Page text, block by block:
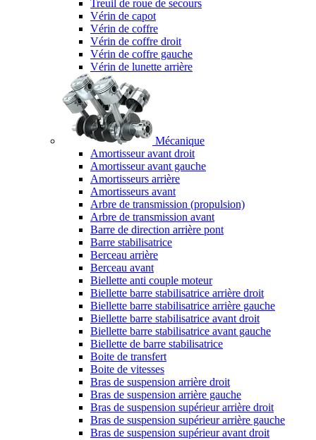
Treuil de roue de secours
Vérin de capot
Vérin de coffre
Vérin de coffre droit
Vérin de coffre gauche
Vérin de lunette arrière
Mécanique
Amortisseur avant droit
Amortisseur avant gauche
Amortisseurs arrière
Amortisseurs avant
Arbre de transmission (propulsion)
Arbre de transmission avant
Barre de direction arrière pont
Barre stabilisatrice
Berceau arrière
Berceau avant
Biellette anti couple moteur
Biellette barre stabilisatrice arrière droit
Biellette barre stabilisatrice arrière gauche
Biellette barre stabilisatrice avant droit
Biellette barre stabilisatrice avant gauche
Biellette de barre stabilisatrice
Boite de transfert
Boite de vitesses
Bras de suspension arrière droit
Bras de suspension arrière gauche
Bras de suspension supérieur arrière droit
Bras de suspension supérieur arrière gauche
Bras de suspension supérieur avant droit